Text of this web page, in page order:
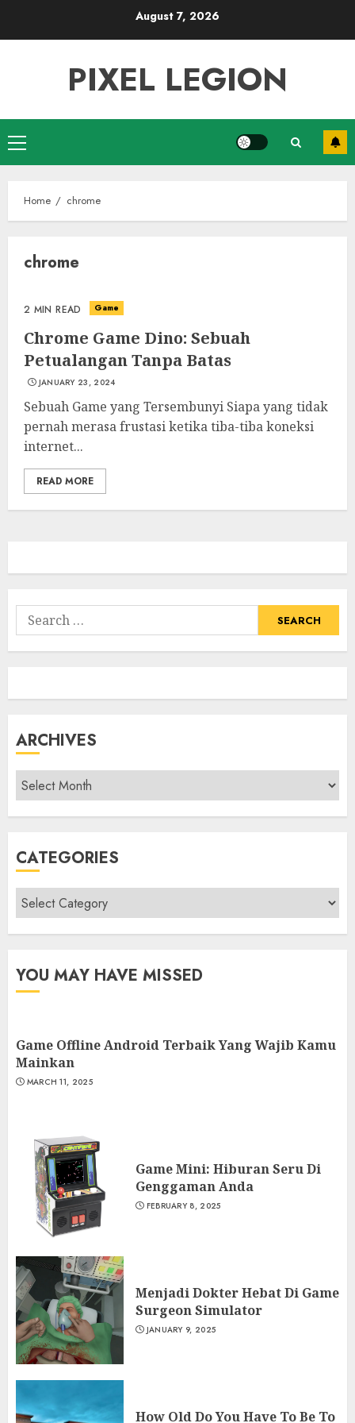
August 7, 2026
PIXEL LEGION
Primary
Menu
Home chrome
chrome
2 MIN READ Game
Chrome Game Dino: Sebuah
Petualangan Tanpa Batas
JANUARY 23, 2024
Sebuah Game yang Tersembunyi Siapa yang tidak
pernah merasa frustasi ketika tiba-tiba koneksi
internet...
READ MORE
Search
for:
ARCHIVES
Archives
CATEGORIES
Categories
YOU MAY HAVE MISSED
Game Offline Android Terbaik Yang Wajib Kamu
Mainkan
MARCH 11, 2025
Game Mini: Hiburan Seru Di
Genggaman Anda
FEBRUARY 8, 2025
Menjadi Dokter Hebat Di Game
Surgeon Simulator
JANUARY 9, 2025
How Old Do You Have To Be To